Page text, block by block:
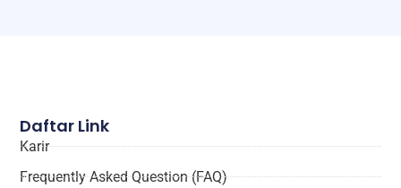
Daftar Link
Karir
Frequently Asked Question (FAQ)